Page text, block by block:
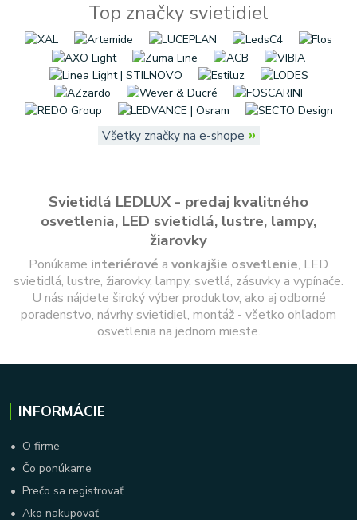
Top značky svietidiel
Všetky značky na e-shope »
Svietidlá LEDLUX - predaj kvalitného
osvetlenia, LED svietidlá, lustre, lampy,
žiarovky
Ponúkame interiérové a vonkajšie osvetlenie, LED
svietidlá, lustre, žiarovky, lampy, svetlá, zásuvky a vypínače.
U nás nájdete široký výber produktov, ako aj odborné
poradenstvo, návrhy svietidiel, montáž - všetko ohľadom
osvetlenia na jednom mieste.
INFORMÁCIE
• O firme
• Čo ponúkame
•Prečo sa registrovať
•Ako nakupovať